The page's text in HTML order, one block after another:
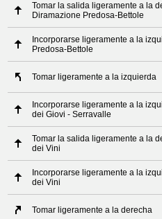
Tomar la salida ligeramente a la
Diramazione Predosa-Bettole
Incorporarse ligeramente a la
Predosa-Bettole
Tomar ligeramente a la izquierda
Incorporarse ligeramente a la
dei Giovi - Serravalle
Tomar la salida ligeramente a la
dei Vini
Incorporarse ligeramente a la
dei Vini
Tomar ligeramente a la derecha